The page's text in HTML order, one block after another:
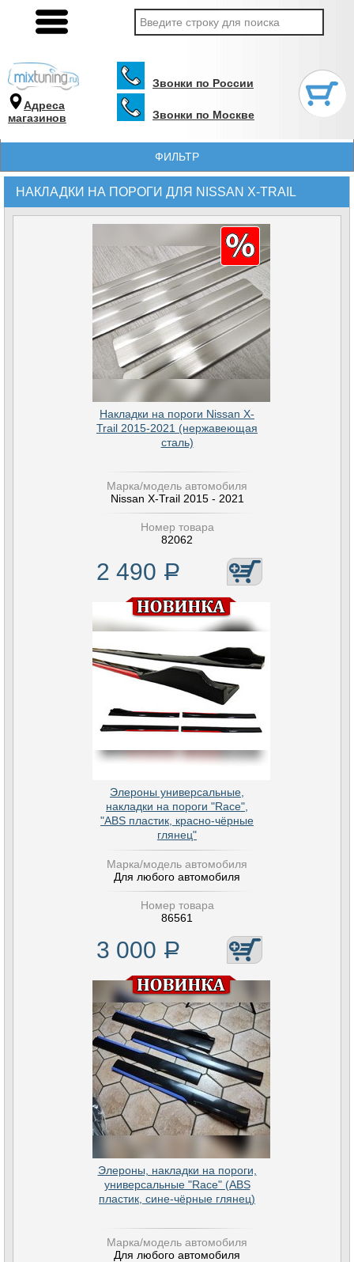
Адреса
магазинов
Звонки по России
Звонки по Москве
ФИЛЬТР
НАКЛАДКИ НА ПОРОГИ ДЛЯ NISSAN X-TRAIL
Накладки на пороги Nissan X-
Trail 2015-2021 (нержавеющая
сталь)
Марка/модель автомобиля
Nissan X-Trail 2015 - 2021
Номер товара
82062
2 490 Р
Элероны универсальные,
накладки на пороги "Race",
"ABS пластик, красно-чёрные
глянец"
Марка/модель автомобиля
Для любого автомобиля
Номер товара
86561
3 000 Р
Элероны, накладки на пороги,
универсальные "Race" (ABS
пластик, сине-чёрные глянец)
Марка/модель автомобиля
Для любого автомобиля